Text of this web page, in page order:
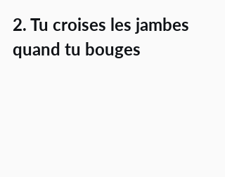
2. Tu croises les jambes
quand tu bouges